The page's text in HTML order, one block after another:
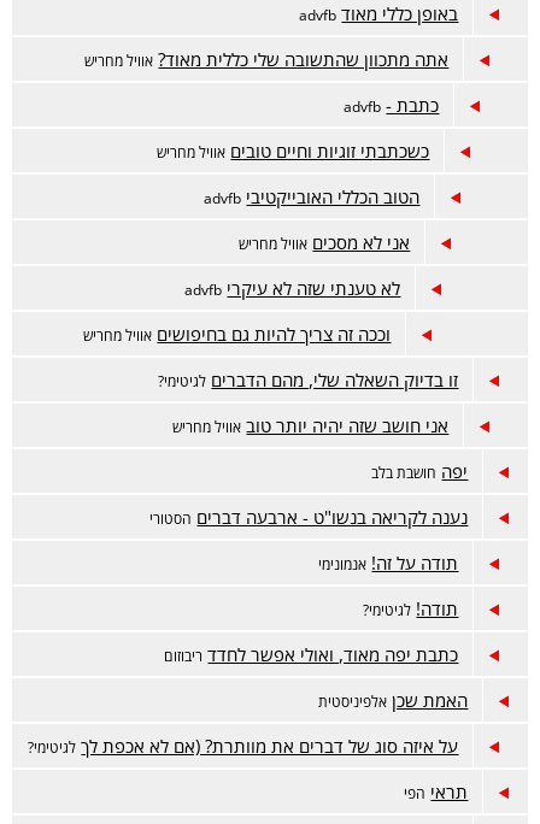
באופן כללי מאוד advfb
אתה מתכוון שהתשובה שלי כללית מאוד? אוויל מחריש
כתבת - advfb
כשכתבתי זוגיות וחיים טובים אוויל מחריש
הטוב הכללי האובייקטיבי advfb
אני לא מסכים אוויל מחריש
לא טענתי שזה לא עיקרי advfb
וככה זה צריך להיות גם בחיפושים אוויל מחריש
זו בדיוק השאלה שלי, מהם הדברים לגיטימי?
אני חושב שזה יהיה יותר טוב אוויל מחריש
יפה חושבת בלב
נענה לקריאה בנשו"ט - ארבעה דברים הסטורי
תודה על זה! אנמונימי
תודה! לגיטימי?
כתבת יפה מאוד, ואולי אפשר לחדד ריבוזום
האמת שכן אלפיניסטית
על איזה סוג של דברים את מוותרת? (אם לא אכפת לך לגיטימי?
תראי הפי